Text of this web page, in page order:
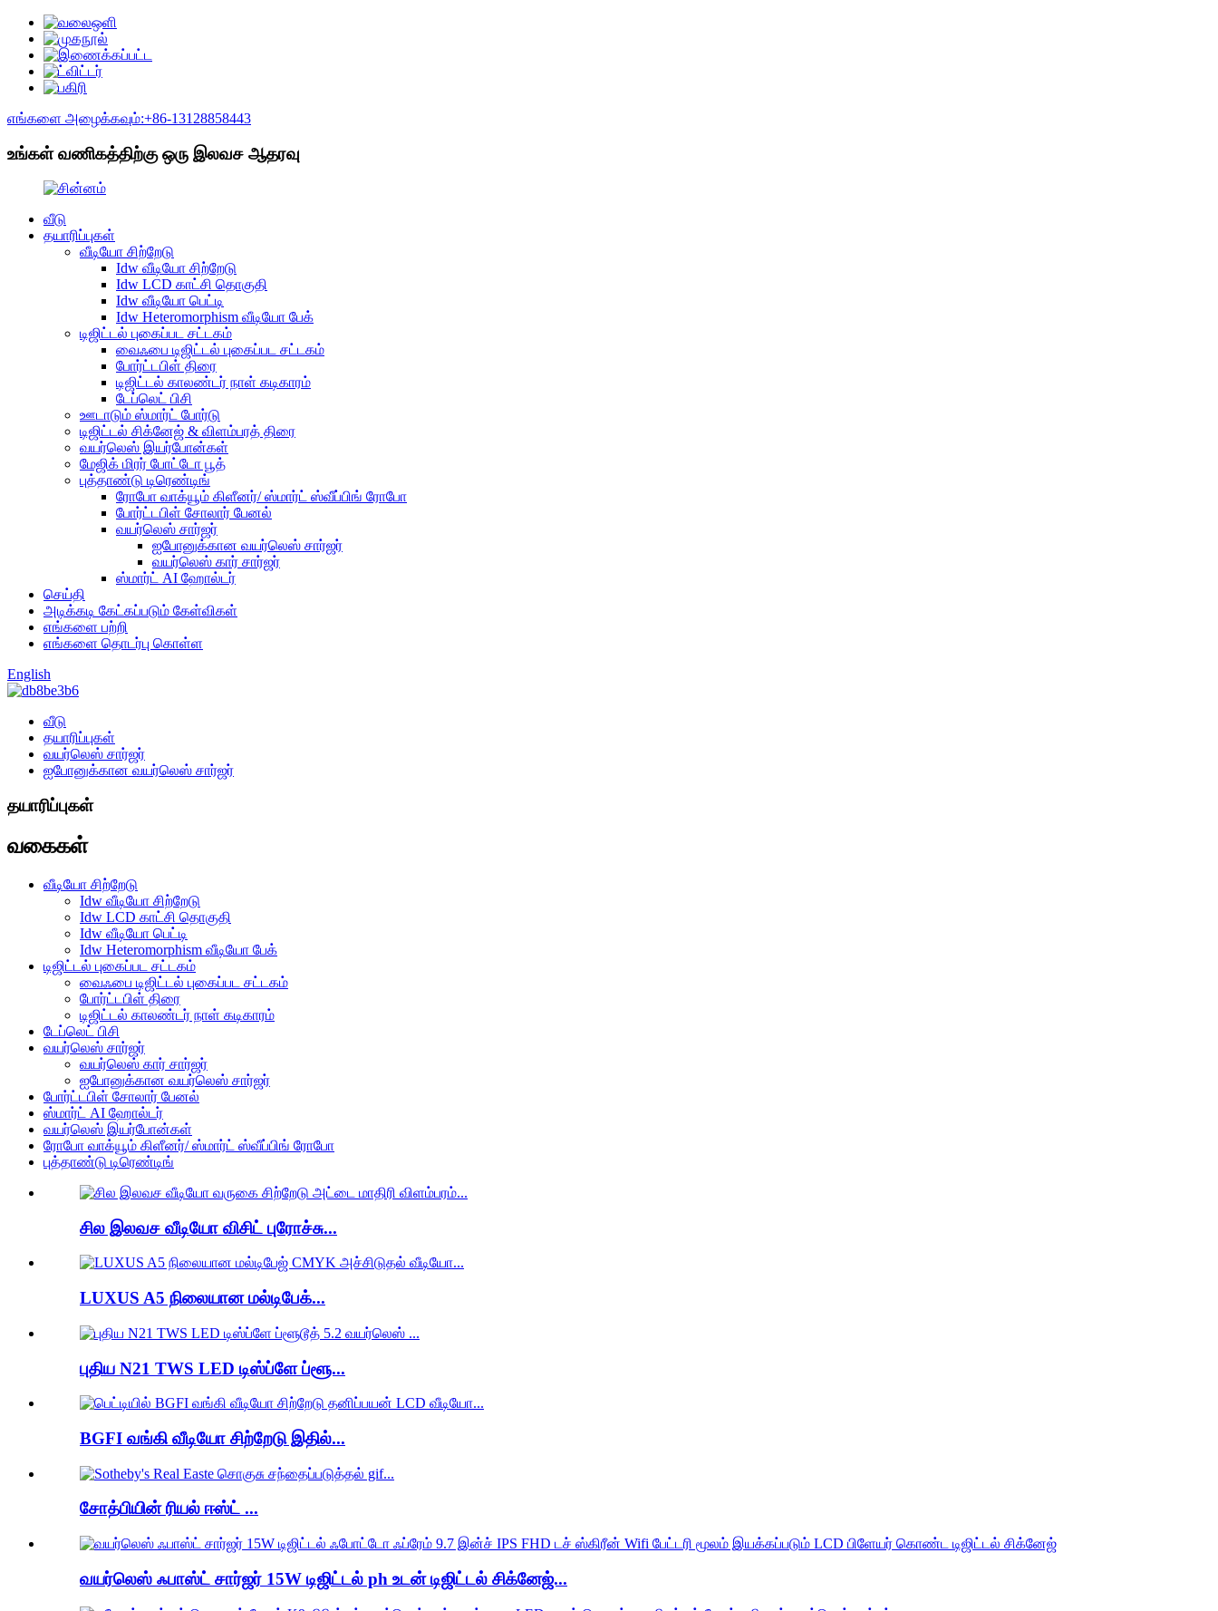
எங்களை அழைக்கவும்:+86-13128858443
உங்கள் வணிகத்திற்கு ஒரு இலவச ஆதரவு
வீடு
தயாரிப்புகள்
வீடியோ சிற்றேடு
Idw வீடியோ சிற்றேடு
Idw LCD காட்சி தொகுதி
Idw வீடியோ பெட்டி
Idw Heteromorphism வீடியோ பேக்
டிஜிட்டல் புகைப்பட சட்டகம்
வைஃபை டிஜிட்டல் புகைப்பட சட்டகம்
போர்ட்டபிள் திரை
டிஜிட்டல் காலண்டர் நாள் கடிகாரம்
டேப்லெட் பிசி
ஊடாடும் ஸ்மார்ட் போர்டு
டிஜிட்டல் சிக்னேஜ் & விளம்பரத் திரை
வயர்லெஸ் இயர்போன்கள்
மேஜிக் மிரர் போட்டோ பூத்
புத்தாண்டு டிரெண்டிங்
ரோபோ வாக்யூம் கிளீனர்/ ஸ்மார்ட் ஸ்வீப்பிங் ரோபோ
போர்ட்டபிள் சோலார் பேனல்
வயர்லெஸ் சார்ஜர்
ஐபோனுக்கான வயர்லெஸ் சார்ஜர்
வயர்லெஸ் கார் சார்ஜர்
ஸ்மார்ட் AI ஹோல்டர்
செய்தி
அடிக்கடி கேட்கப்படும் கேள்விகள்
எங்களை பற்றி
எங்களை தொடர்பு கொள்ள
English
வீடு
தயாரிப்புகள்
வயர்லெஸ் சார்ஜர்
ஐபோனுக்கான வயர்லெஸ் சார்ஜர்
தயாரிப்புகள்
வகைகள்
வீடியோ சிற்றேடு
Idw வீடியோ சிற்றேடு
Idw LCD காட்சி தொகுதி
Idw வீடியோ பெட்டி
Idw Heteromorphism வீடியோ பேக்
டிஜிட்டல் புகைப்பட சட்டகம்
வைஃபை டிஜிட்டல் புகைப்பட சட்டகம்
போர்ட்டபிள் திரை
டிஜிட்டல் காலண்டர் நாள் கடிகாரம்
டேப்லெட் பிசி
வயர்லெஸ் சார்ஜர்
வயர்லெஸ் கார் சார்ஜர்
ஐபோனுக்கான வயர்லெஸ் சார்ஜர்
போர்ட்டபிள் சோலார் பேனல்
ஸ்மார்ட் AI ஹோல்டர்
வயர்லெஸ் இயர்போன்கள்
ரோபோ வாக்யூம் கிளீனர்/ ஸ்மார்ட் ஸ்வீப்பிங் ரோபோ
புத்தாண்டு டிரெண்டிங்
சில இலவச வீடியோ விசிட் புரோச்சு...
LUXUS A5 நிலையான மல்டிபேக்...
புதிய N21 TWS LED டிஸ்ப்ளே ப்ளூ...
BGFI வங்கி வீடியோ சிற்றேடு இதில்...
சோத்பியின் ரியல் ஈஸ்ட் ...
வயர்லெஸ் ஃபாஸ்ட் சார்ஜர் 15W டிஜிட்டல் ph உடன் டிஜிட்டல் சிக்னேஜ்...